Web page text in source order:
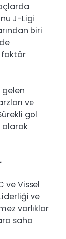
J-Ligi
biri
faktör
gelen
ve
gol
olarak
ve Vissel
ve
varlıklar
saha